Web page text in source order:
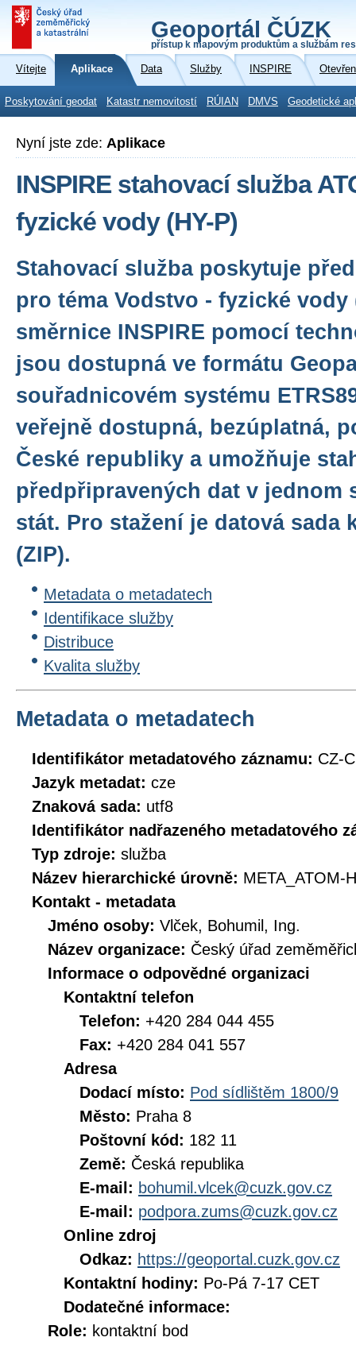
Geoportál ČÚZK
přístup k mapovým produktům a službám
Vítejte Aplikace Data Služby INSPIRE
Poskytování geodat Katastr nemovitostí RÚIAN DMVS Geodetické
Nyní jste zde: Aplikace
INSPIRE stahovací služba
fyzické vody (HY-P)
Stahovací služba poskytuje
pro téma Vodstvo - fyzické vody
směrnice INSPIRE pomocí
jsou dostupná ve formátu
souřadnicovém systému
veřejně dostupná, bezúplatná,
České republiky a umožňuje
předpřipravených dat v jednom
stát. Pro stažení je datová sada
(ZIP).
Metadata o metadatech
Identifikace služby
Distribuce
Kvalita služby
Metadata o metadatech
Identifikátor metadatového záznamu: CZ-
Jazyk metadat: cze
Znaková sada: utf8
Identifikátor nadřazeného metadatového
Typ zdroje: služba
Název hierarchické úrovně: META_ATOM-
Kontakt - metadata
Jméno osoby: Vlček, Bohumil, Ing.
Název organizace: Český úřad
Informace o odpovědné organizaci
Kontaktní telefon
Telefon: +420 284 044 455
Fax: +420 284 041 557
Adresa
Dodací místo: Pod sídlištěm 1800/9
Město: Praha 8
Poštovní kód: 182 11
Země: Česká republika
E-mail: bohumil.vlcek@cuzk.gov.cz
E-mail: podpora.zums@cuzk.gov.cz
Online zdroj
Odkaz: https://geoportal.cuzk.gov.cz
Kontaktní hodiny: Po-Pá 7-17 CET
Dodatečné informace:
Role: kontaktní bod